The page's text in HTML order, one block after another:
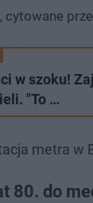
cytowane
w szoku!
"To …
metra w
80. do